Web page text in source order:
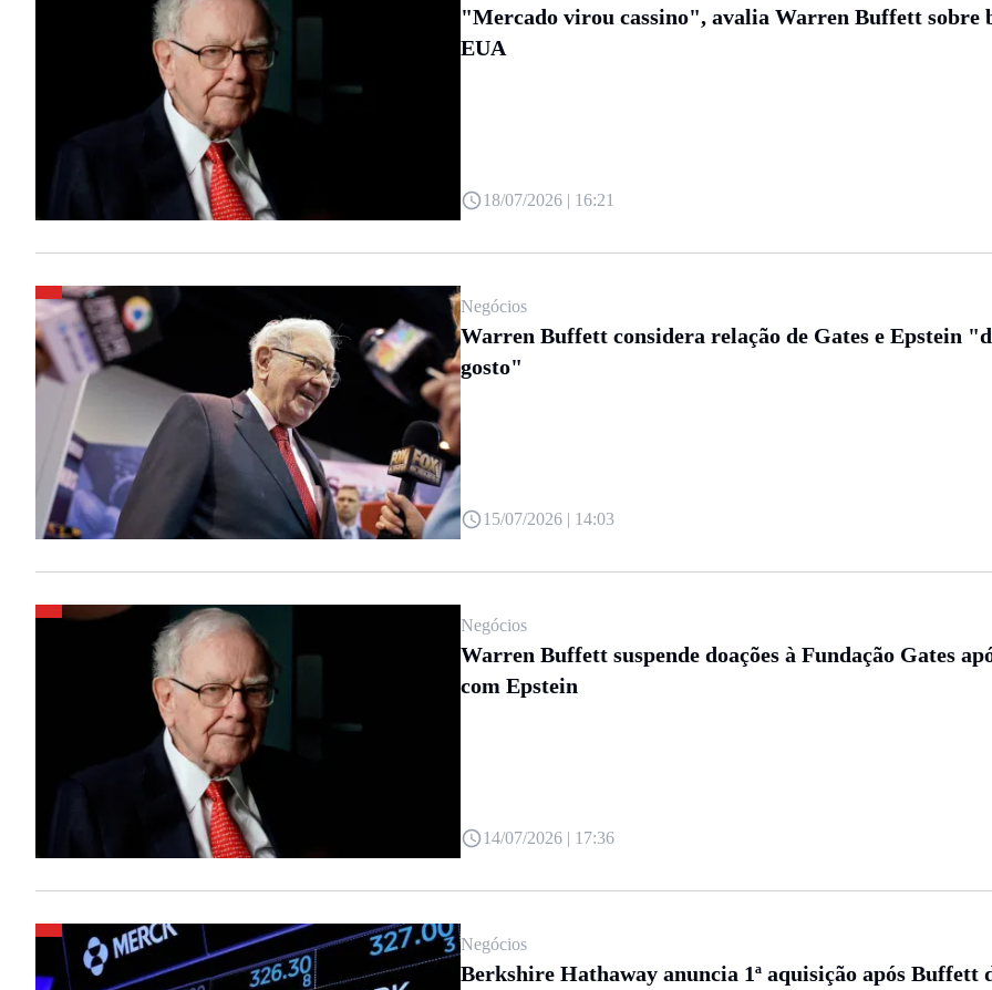
"Mercado virou cassino", avalia Warren Buffett sobre
EUA
18/07/2026 | 16:21
Negócios
Warren Buffett considera relação de Gates e Epstein
gosto"
15/07/2026 | 14:03
Negócios
Warren Buffett suspende doações à Fundação Gates
com Epstein
14/07/2026 | 17:36
Negócios
Berkshire Hathaway anuncia 1ª aquisição após Buffett